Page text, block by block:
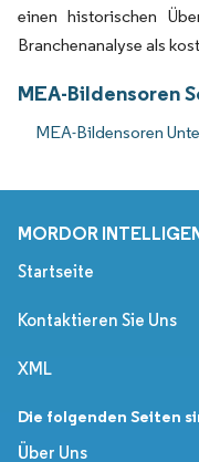
einen historischen
Branchenanalyse als
MEA-Bildensoren
MEA-Bildensoren
MORDOR
Startseite
Kontaktieren Sie Uns
XML
Die folgenden Seiten
Über Uns